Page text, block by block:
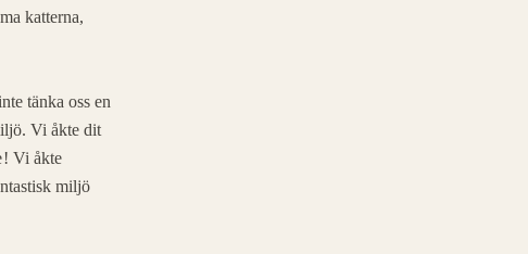
katterna,
tänka oss en
Vi åkte dit
! Vi åkte
miljö